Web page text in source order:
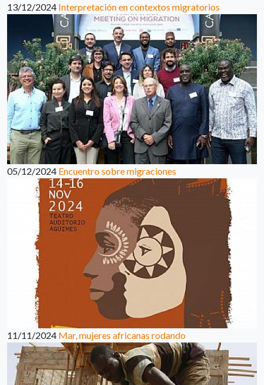
13/12/2024 Interpretación en contextos migratorios
05/12/2024 Encuentro sobre migraciones
11/11/2024 Mar, mujeres africanas rodando